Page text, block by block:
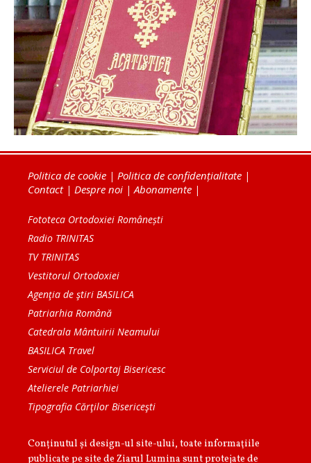
Politica de cookie | Politica de confidențialitate |
Contact| Despre noi |Abonamente |
Fototeca Ortodoxiei Românești
Radio TRINITAS
TV TRINITAS
Vestitorul Ortodoxiei
Agenţia de ştiri BASILICA
Patriarhia Română
Catedrala Mântuirii Neamului
BASILICA Travel
Serviciul de Colportaj Bisericesc
Atelierele Patriarhiei
Tipografia Cărţilor Bisericeşti
Conținutul și design-ul site-ului, toate informaţiile
publicate pe site de Ziarul Lumina sunt protejate de